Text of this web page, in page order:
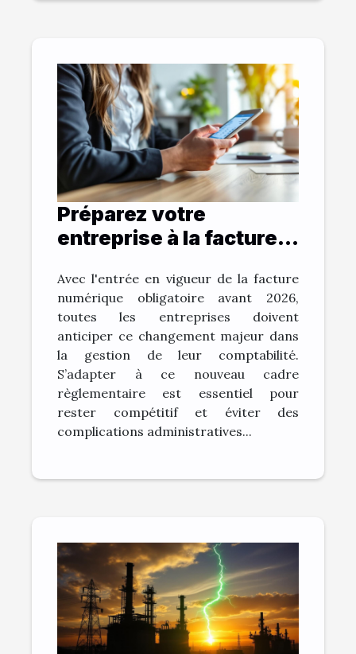
Préparez votre
entreprise à la facture
Avec l'entrée en vigueur de la facture
numérique obligatoire avant 2026,
toutes les entreprises doivent
anticiper ce changement majeur dans
la gestion de leur comptabilité.
S’adapter à ce nouveau cadre
règlementaire est essentiel pour
rester compétitif et éviter des
complications administratives...